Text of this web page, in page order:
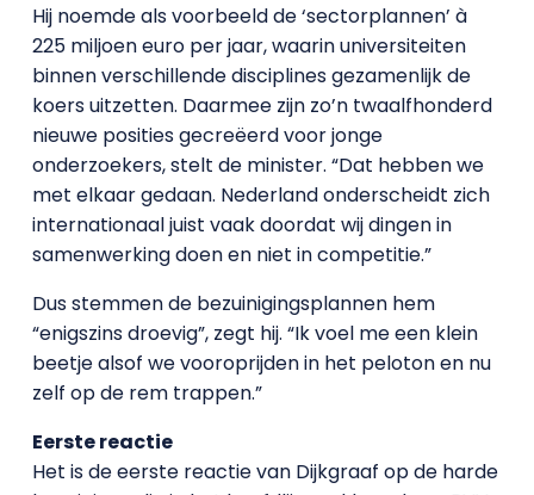
Hij noemde als voorbeeld de ‘sectorplannen’ à
225 miljoen euro per jaar, waarin universiteiten
binnen verschillende disciplines gezamenlijk de
koers uitzetten. Daarmee zijn zo’n twaalfhonderd
nieuwe posities gecreëerd voor jonge
onderzoekers, stelt de minister. “Dat hebben we
met elkaar gedaan. Nederland onderscheidt zich
internationaal juist vaak doordat wij dingen in
samenwerking doen en niet in competitie.”
Dus stemmen de bezuinigingsplannen hem
“enigszins droevig”, zegt hij. “Ik voel me een klein
beetje alsof we vooroprijden in het peloton en nu
zelf op de rem trappen.”
Eerste reactie
Het is de eerste reactie van Dijkgraaf op de harde